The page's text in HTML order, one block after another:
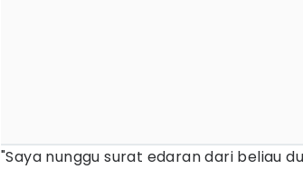
"Saya nunggu surat edaran dari beliau